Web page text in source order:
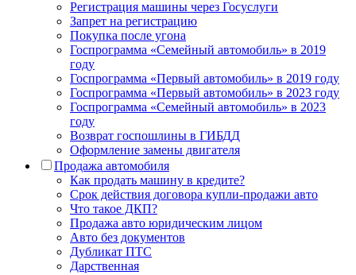
Регистрация машины через Госуслуги
Запрет на регистрацию
Покупка после угона
Госпрограмма «Семейный автомобиль» в 2019
году
Госпрограмма «Первый автомобиль» в 2019 году
Госпрограмма «Первый автомобиль» в 2023 году
Госпрограмма «Семейный автомобиль» в 2023
году
Возврат госпошлины в ГИБДД
Оформление замены двигателя
Продажа автомобиля
Как продать машину в кредите?
Срок действия договора купли-продажи авто
Что такое ДКП?
Продажа авто юридическим лицом
Авто без документов
Дубликат ПТС
Дарственная